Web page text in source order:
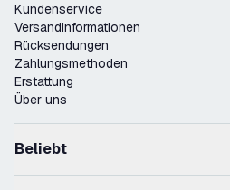
Kundenservice
Versandinformationen
Rücksendungen
Zahlungsmethoden
Erstattung
Über uns
Beliebt